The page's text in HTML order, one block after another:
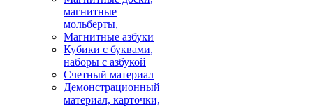
магнитные
мольберты,
Магнитные азбуки
Кубики с буквами,
наборы с азбукой
Счетный материал
Демонстрационный
материал, карточки,